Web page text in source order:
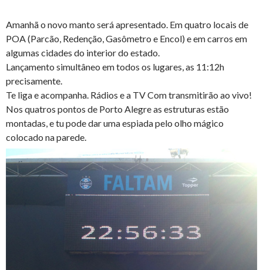
Amanhã o novo manto será apresentado. Em quatro locais de
POA (Parcão, Redenção, Gasômetro e Encol) e em carros em
algumas cidades do interior do estado.
Lançamento simultâneo em todos os lugares, as 11:12h
precisamente.
Te liga e acompanha. Rádios e a TV Com transmitirão ao vivo!
Nos quatros pontos de Porto Alegre as estruturas estão
montadas, e tu pode dar uma espiada pelo olho mágico
colocado na parede.